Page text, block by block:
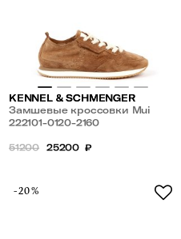
KENNEL & SCHMENGER
Замшевые кроссовки Mui
222101-0120-2160
51200 25200 ₽
-20%